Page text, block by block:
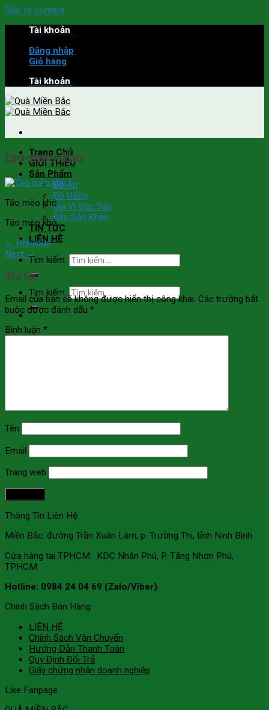
Skip to content
Tài khoản
Đăng nhập
Giỏ hàng
Tài khoản
Trang Chủ
GIỚI THIỆU
Sản Phẩm
Đồ Ăn
Đồ Uống
Gia Vị Đặc Sản
Đặc Sản Khác
TIN TỨC
LIÊN HỆ
Tìm kiếm:
Tìm kiếm:
tao-meo-kho
Táo mèo khô
Táo mèo khô
← Previous
Next →
Trả lời
Email của bạn sẽ không được hiển thị công khai. Các trường bắt
buộc được đánh dấu *
Bình luận *
Tên
Email
Trang web
Thông Tin Liên Hệ
Miền Bắc: đường Trần Xuân Lâm, p. Trường Thi, tỉnh Ninh Bình
Cửa hàng tại TPHCM: KDC Nhân Phú, P. Tăng Nhơn Phú,
TPHCM
Hotline: 0984 24 04 69 (Zalo/Viber)
Chính Sách Bán Hàng
LIÊN HỆ
Chính Sách Vận Chuyển
Hướng Dẫn Thanh Toán
Quy Định Đổi Trả
Giấy chứng nhận doanh nghiệp
Like Fanpage